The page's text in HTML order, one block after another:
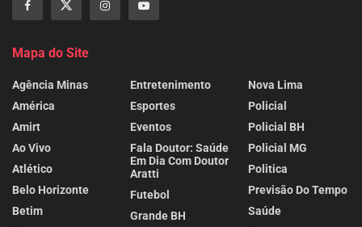
Mapa do Site
Agência Minas
América
Amirt
Ao Vivo
Atlético
Belo Horizonte
Betim
Entretenimento
Esportes
Eventos
Fala Doutor: Saúde
Em Dia Com Doutor
Aratti
Futebol
Grande BH
Nova Lima
Policial
Policial BH
Policial MG
Politica
Previsão Do Tempo
Saúde